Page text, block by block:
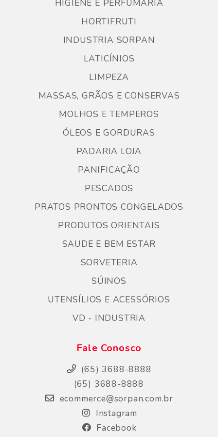
HIGIENE E PERFUMARIA
HORTIFRUTI
INDUSTRIA SORPAN
LATICÍNIOS
LIMPEZA
MASSAS, GRÃOS E CONSERVAS
MOLHOS E TEMPEROS
ÓLEOS E GORDURAS
PADARIA LOJA
PANIFICAÇÃO
PESCADOS
PRATOS PRONTOS CONGELADOS
PRODUTOS ORIENTAIS
SAUDE E BEM ESTAR
SORVETERIA
SÚINOS
UTENSÍLIOS E ACESSÓRIOS
VD - INDUSTRIA
Fale Conosco
(65) 3688-8888
(65) 3688-8888
ecommerce@sorpan.com.br
Instagram
Facebook